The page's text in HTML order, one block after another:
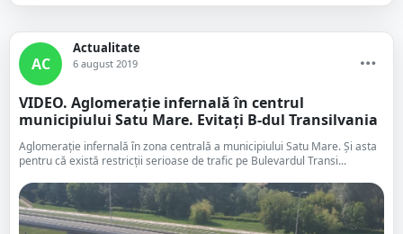
AC
Actualitate
6 august 2019
VIDEO. Aglomerație infernală în centrul
municipiului Satu Mare. Evitați B-dul Transilvania
Aglomerație infernală în zona centrală a municipiului Satu Mare. Și asta
pentru că există restricții serioase de trafic pe Bulevardul Transi...